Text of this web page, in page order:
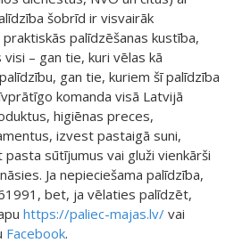
šobrīd ir visvairāk
palīdzēšanas kustība,
– gan tie, kuri vēlas kā
gan tie, kuriem šī palīdzība
komanda visā Latvijā
higiēnas preces,
izvest pastaigā suni,
sūtījumus vai gluži vienkārši
Ja nepieciešama palīdzība,
bet, ja vēlaties palīdzēt,
https://paliec-majas.lv/ vai
Facebook.